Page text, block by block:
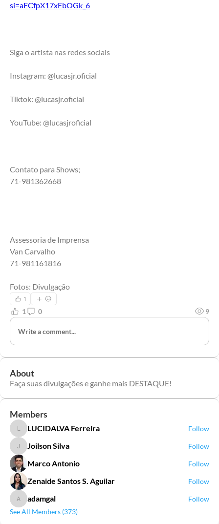
si=aECfpX17xEbOGk_6
Siga o artista nas redes sociais
Instagram: @lucasjr.oficial
Tiktok: @lucasjr.oficial
YouTube: @lucasjroficial
Contato para Shows;
71-981362668
Assessoria de Imprensa
Van Carvalho
71-981161816
Fotos: Divulgação
1
1 0 9
Write a comment...
About
Faça suas divulgações e ganhe mais DESTAQUE!
Members
LUCIDALVA Ferreira
LUCIDALVA Ferreira Follow
Joilson Silva
Joilson Silva Follow
Marco Antonio Follow
Zenaide Santos S. Aguilar Follow
adamgal
adamgal
Follow
See All Members (373)